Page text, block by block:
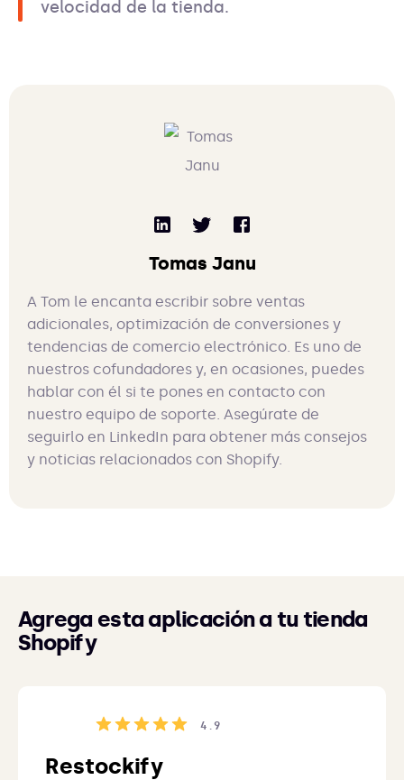
velocidad de la tienda.
Tomas Janu
A Tom le encanta escribir sobre ventas
adicionales, optimización de conversiones y
tendencias de comercio electrónico. Es uno de
nuestros cofundadores y, en ocasiones, puedes
hablar con él si te pones en contacto con
nuestro equipo de soporte. Asegúrate de
seguirlo en LinkedIn para obtener más consejos
y noticias relacionados con Shopify.
Agrega esta aplicación a tu tienda
Shopify
4.9
Restockify